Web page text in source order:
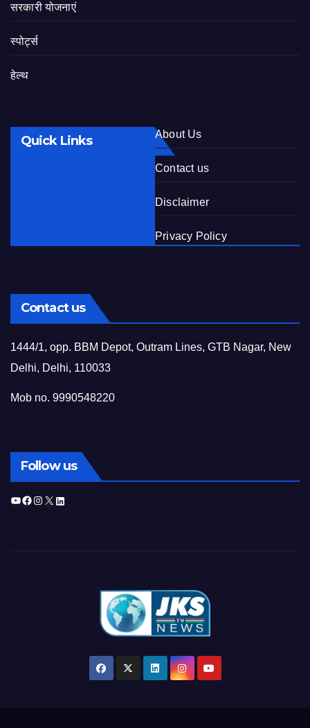
सरकारी योजनाएं
स्पोर्ट्स
हेल्थ
Quick Links About Us
Contact us
Disclaimer
Privacy Policy
Contact us
1444/1, opp. BBM Depot, Outram Lines, GTB Nagar, New
Delhi, Delhi, 110033
Mob no. 9990548220
Follow us
YouTube
Facebook
Instagram
X LinkedIn